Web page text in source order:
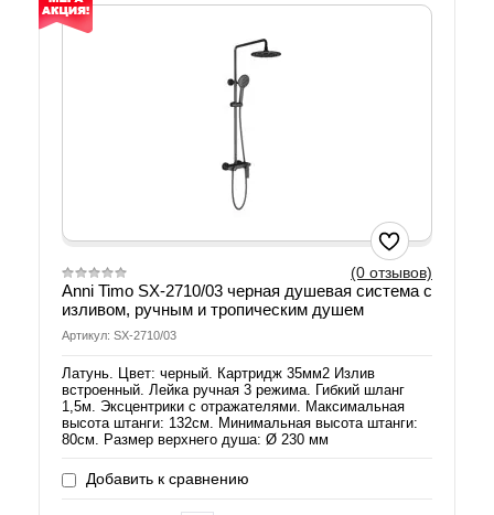
(0 отзывов)
Anni Timo SX-2710/03 черная душевая система с
изливом, ручным и тропическим душем
Артикул: SX-2710/03
Латунь. Цвет: черный. Картридж 35мм2 Излив
встроенный. Лейка ручная 3 режима. Гибкий шланг
1,5м. Эксцентрики с отражателями. Максимальная
высота штанги: 132см. Минимальная высота штанги:
80см. Размер верхнего душа: Ø 230 мм
Добавить к сравнению